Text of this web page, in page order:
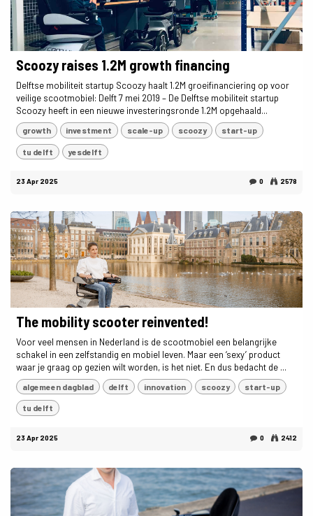
Scoozy raises 1.2M growth financing
Delftse mobiliteit startup Scoozy haalt 1.2M groeifinanciering op voor
veilige scootmobiel: Delft 7 mei 2019 – De Delftse mobiliteit startup
Scoozy heeft in een nieuwe investeringsronde 1.2M opgehaald...
growth investment scale-up scoozy start-up
tu delft yesdelft
23 Apr 2025 0 2578
The mobility scooter reinvented!
Voor veel mensen in Nederland is de scootmobiel een belangrijke
schakel in een zelfstandig en mobiel leven. Maar een ‘sexy’ product
waar je graag op gezien wilt worden, is het niet. En dus bedacht de ...
algemeen dagblad delft innovation scoozy start-up
tu delft
23 Apr 2025 0 2412